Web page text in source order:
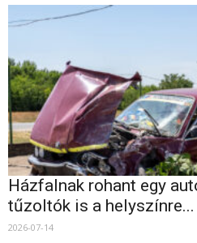
Házfalnak rohant egy
tűzoltók is a helyszínre...
2026-07-14